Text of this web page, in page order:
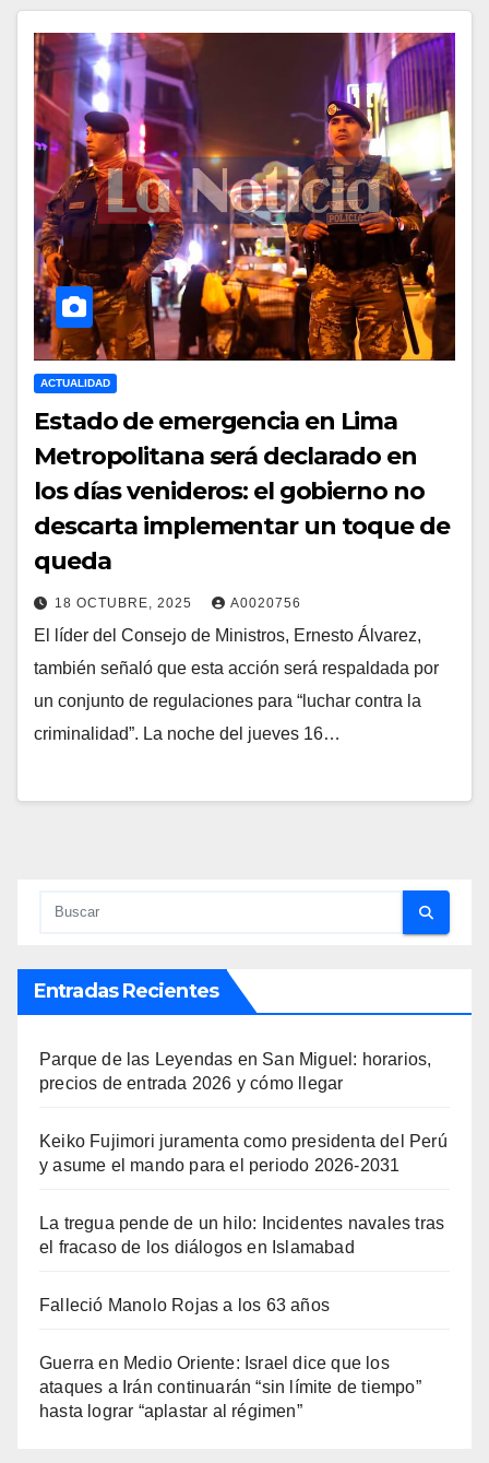
ACTUALIDAD
Estado de emergencia en Lima
Metropolitana será declarado en
los días venideros: el gobierno no
descarta implementar un toque de
queda
18 OCTUBRE, 2025 A0020756
El líder del Consejo de Ministros, Ernesto Álvarez,
también señaló que esta acción será respaldada por
un conjunto de regulaciones para “luchar contra la
criminalidad”. La noche del jueves 16…
Entradas Recientes
Parque de las Leyendas en San Miguel: horarios,
precios de entrada 2026 y cómo llegar
Keiko Fujimori juramenta como presidenta del Perú
y asume el mando para el periodo 2026-2031
La tregua pende de un hilo: Incidentes navales tras
el fracaso de los diálogos en Islamabad
Falleció Manolo Rojas a los 63 años
Guerra en Medio Oriente: Israel dice que los
ataques a Irán continuarán “sin límite de tiempo”
hasta lograr “aplastar al régimen”